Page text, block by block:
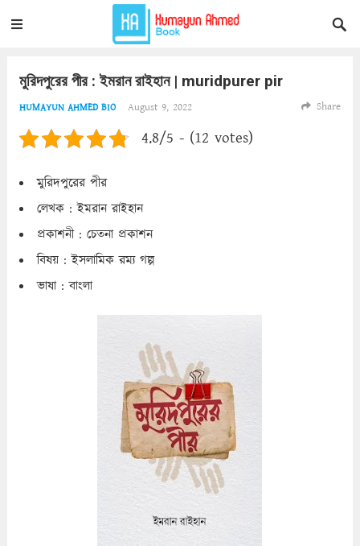
মুরিদপুরের পীর : ইমরান রাইহান | muridpurer pir
HUMAYUN AHMED BIO August 9, 2022 Share
4.8/5 - (12 votes)
মুরিদপুরের পীর
লেখক : ইমরান রাইহান
প্রকাশনী : চেতনা প্রকাশন
বিষয় : ইসলামিক রম্য গল্প
ভাষা : বাংলা